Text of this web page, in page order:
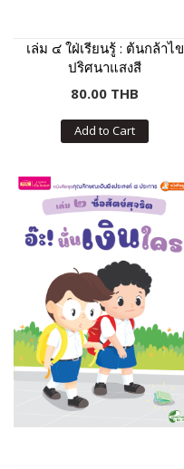
เล่ม ๔ ใฝ่เรียนรู้ : ต้นกล้าไข
ปริศนาแสงสี
80.00 THB
Add to Cart